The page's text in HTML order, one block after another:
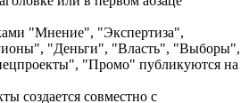
"Мнение", "Экспертиза",
"Деньги", "Власть", "Выборы",
"Промо" публикуются на
создается совместно с